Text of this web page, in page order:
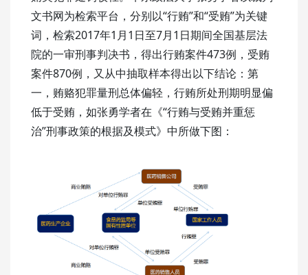
文书网为检索平台，分别以“行贿”和“受贿”为关键
词，检索2017年1月1日至7月1日期间全国基层法
院的一审刑事判决书，得出行贿案件473例，受贿
案件870例，又从中抽取样本得出以下结论：第
一，贿赂犯罪量刑总体偏轻，行贿所处刑期明显偏
低于受贿，如张勇学者在《“行贿与受贿并重惩
治”刑事政策的根据及模式》中所做下图：